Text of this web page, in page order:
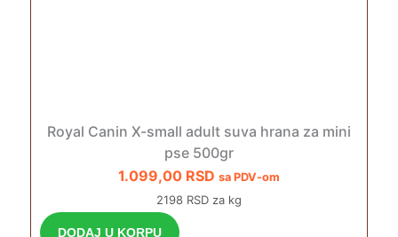
Royal Canin X-small adult suva hrana za mini
pse 500gr
1.099,00 RSD sa PDV-om
2198 RSD za kg
DODAJ U KORPU